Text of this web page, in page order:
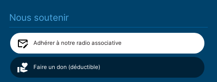
Nous soutenir
Adhérer à notre radio associative
Faire un don (déductible)